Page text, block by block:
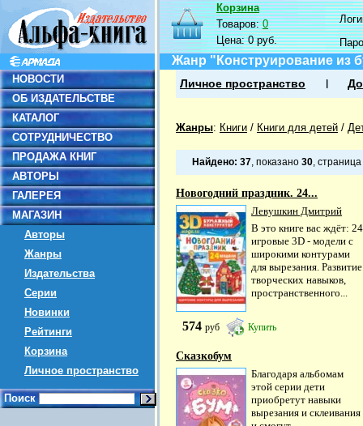
НОВОСТИ
ОБ ИЗДАТЕЛЬСТВЕ
КАТАЛОГ
СОТРУДНИЧЕСТВО
ПРОДАЖА КНИГ
АВТОРЫ
ГАЛЕРЕЯ
МАГАЗИН
Авторы
Жанры
Издательства
Серии
Новинки
Рейтинги
Корзина
Личное пространство
Поиск
Корзина
Товаров:0
Цена:0 руб.
Жанр "Конструирование из
Личное пространство
Жанры: Книги / Книги для детей /
Найдено: 37, показано 30, страница
Новогодний праздник. 24...
Левушкин Дмитрий
В это книге вас ждёт: 24
игровые 3D - модели с
широкими контурами
для вырезания. Развитие
творческих навыков,
пространственного...
574 руб Купить
Сказкобум
Благодаря альбомам
этой серии дети
приобретут навыки
вырезания и склеивания